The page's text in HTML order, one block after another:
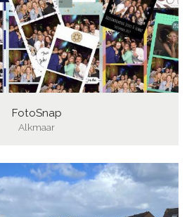
FotoSnap
Alkmaar